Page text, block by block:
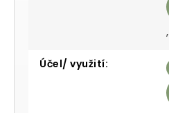
,
Účel/ využití: